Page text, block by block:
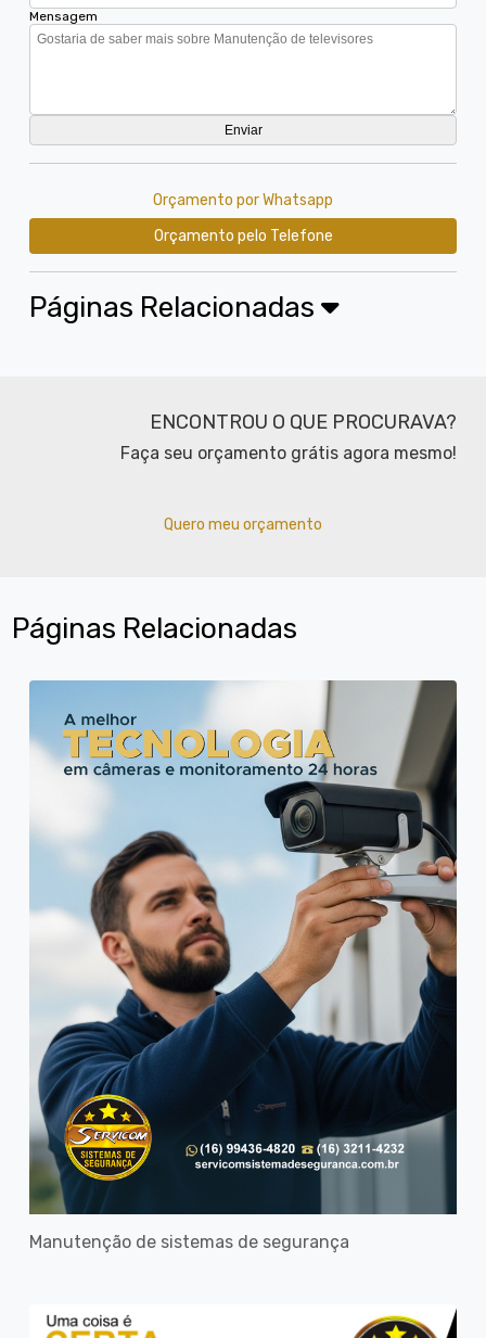
Mensagem
Orçamento por Whatsapp
Orçamento pelo Telefone
Páginas Relacionadas
ENCONTROU O QUE PROCURAVA?
Faça seu orçamento grátis agora mesmo!
Quero meu orçamento
Páginas Relacionadas
Manutenção de sistemas de segurança